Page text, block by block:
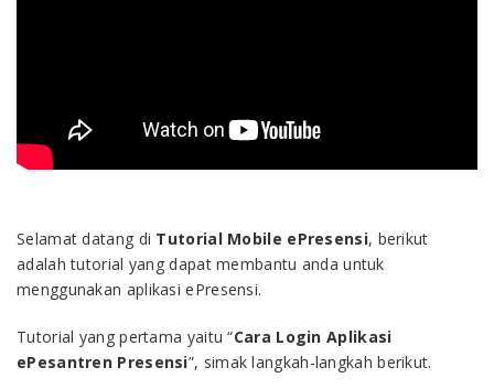
Selamat datang di Tutorial Mobile ePresensi, berikut
adalah tutorial yang dapat membantu anda untuk
menggunakan aplikasi ePresensi.
Tutorial yang pertama yaitu “Cara Login Aplikasi
ePesantren Presensi”, simak langkah-langkah berikut.